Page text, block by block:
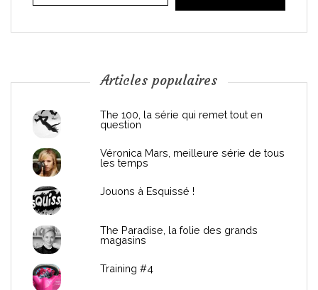
n
Articles populaires
The 100, la série qui remet tout en
question
Véronica Mars, meilleure série de tous
les temps
Jouons à Esquissé !
The Paradise, la folie des grands
magasins
Training #4